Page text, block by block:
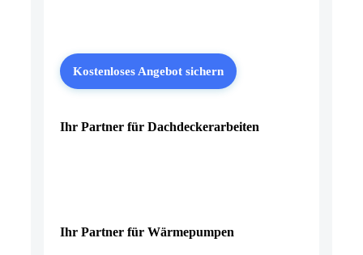
Kostenloses Angebot sichern
Ihr Partner für Dachdeckerarbeiten
Ihr Partner für Wärmepumpen